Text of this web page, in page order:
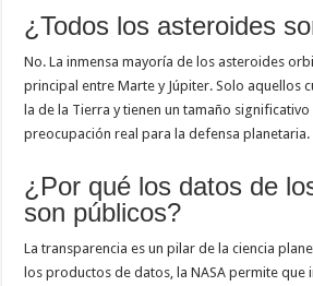
¿Todos los asteroides
No. La inmensa mayoría de los asteroides
principal entre Marte y Júpiter. Solo aquellos
la de la Tierra y tienen un tamaño
preocupación real para la defensa planetaria.
¿Por qué los datos de
son públicos?
La transparencia es un pilar de la ciencia
los productos de datos, la NASA permite que